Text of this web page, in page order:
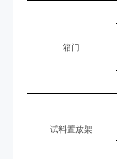
箱门
试料置放架